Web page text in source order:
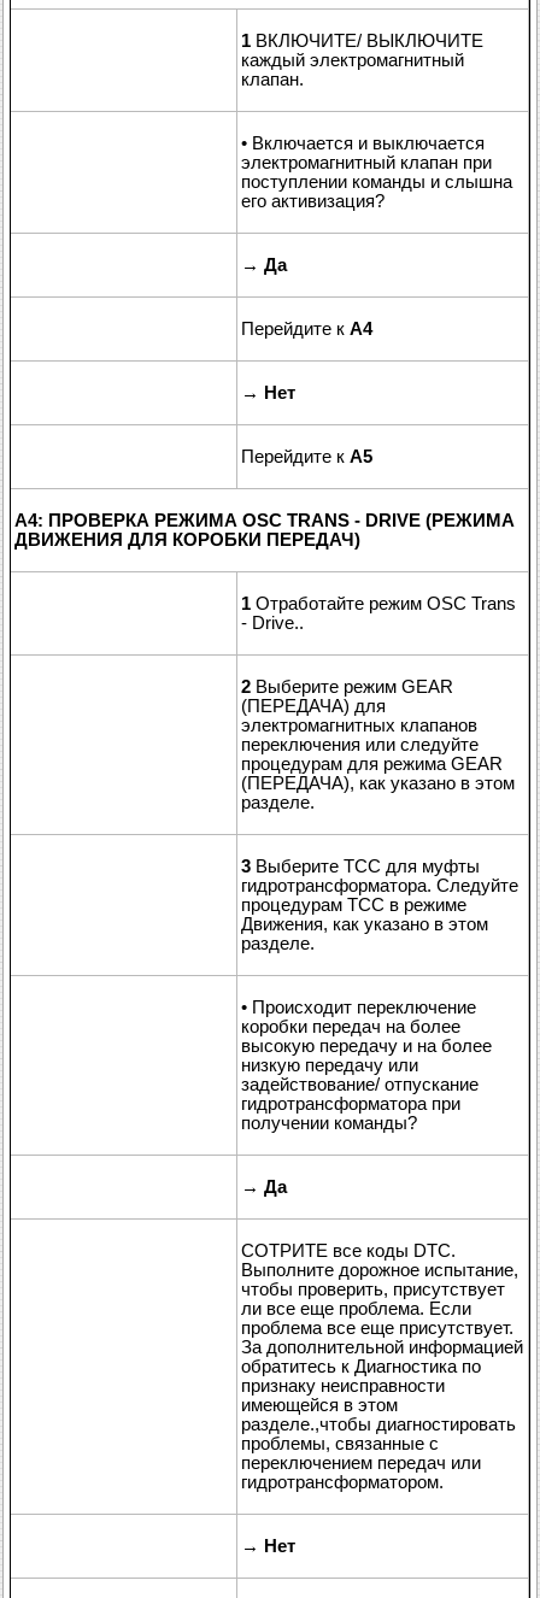
1 ВКЛЮЧИТЕ/ ВЫКЛЮЧИТЕ
каждый электромагнитный
клапан.
• Включается и выключается
электромагнитный клапан при
поступлении команды и слышна
его активизация?
→ Да
Перейдите к A4
→ Нет
Перейдите к A5
A4: ПРОВЕРКА РЕЖИМА OSC TRANS - DRIVE (РЕЖИМА
ДВИЖЕНИЯ ДЛЯ КОРОБКИ ПЕРЕДАЧ)
1 Отработайте режим OSC Trans
- Drive..
2 Выберите режим GEAR
(ПЕРЕДАЧА) для
электромагнитных клапанов
переключения или следуйте
процедурам для режима GEAR
(ПЕРЕДАЧА), как указано в этом
разделе.
3 Выберите TCC для муфты
гидротрансформатора. Следуйте
процедурам TCC в режиме
Движения, как указано в этом
разделе.
• Происходит переключение
коробки передач на более
высокую передачу и на более
низкую передачу или
задействование/ отпускание
гидротрансформатора при
получении команды?
→ Да
СОТРИТЕ все коды DTC.
Выполните дорожное испытание,
чтобы проверить, присутствует
ли все еще проблема. Если
проблема все еще присутствует.
За дополнительной информацией
обратитесь к Диагностика по
признаку неисправности
имеющейся в этом
разделе.,чтобы диагностировать
проблемы, связанные с
переключением передач или
гидротрансформатором.
→ Нет